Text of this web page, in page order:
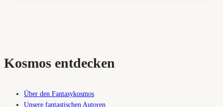
Kosmos entdecken
Über den Fantasykosmos
Unsere fantastischen Autoren